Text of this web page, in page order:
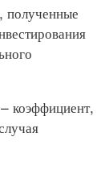
коэффициент,